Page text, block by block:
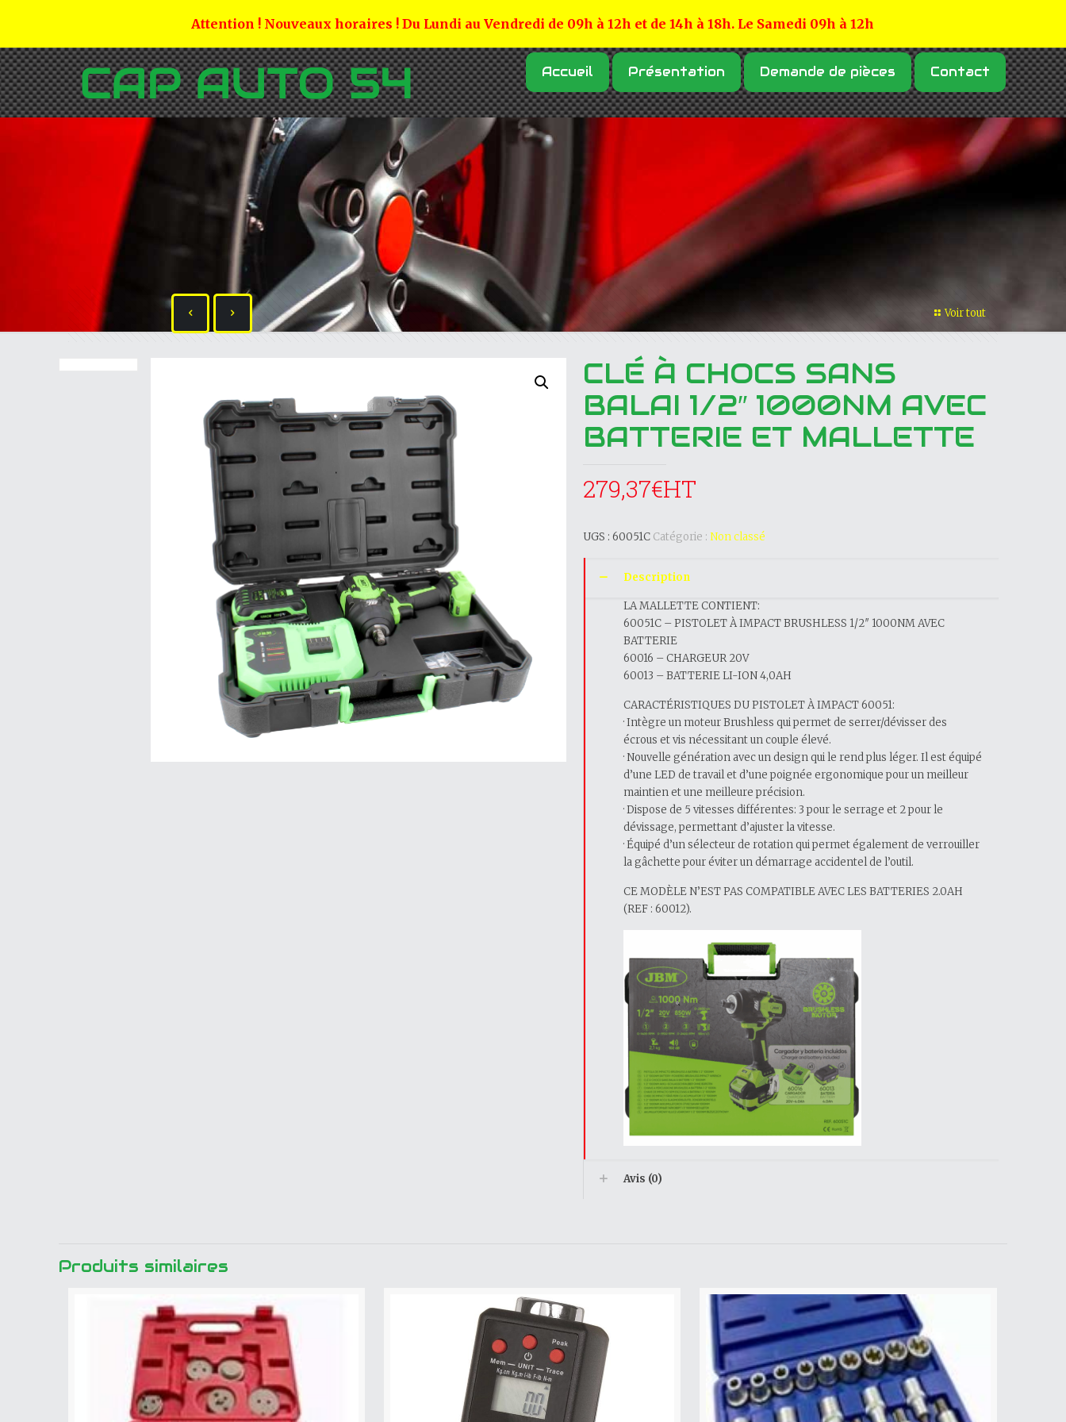
Attention ! Nouveaux horaires ! Du Lundi au Vendredi de 09h à 12h et de 14h à 18h. Le Samedi 09h à 12h
Accueil Présentation Demande de pièces Contact
Voir tout
CLÉ À CHOCS SANS
BALAI 1/2″ 1000NM AVEC
BATTERIE ET MALLETTE
279,37€
UGS :60051C Catégorie :Non classé
Description
LA MALLETTE CONTIENT:
60051C – PISTOLET À IMPACT BRUSHLESS 1/2″ 1000NM AVEC
BATTERIE
60016 – CHARGEUR 20V
60013 – BATTERIE LI-ION 4,0AH
CARACTÉRISTIQUES DU PISTOLET À IMPACT 60051:
· Intègre un moteur Brushless qui permet de serrer/dévisser des
écrous et vis nécessitant un couple élevé.
· Nouvelle génération avec un design qui le rend plus léger. Il est équipé
d’une LED de travail et d’une poignée ergonomique pour un meilleur
maintien et une meilleure précision.
· Dispose de 5 vitesses différentes: 3 pour le serrage et 2 pour le
dévissage, permettant d’ajuster la vitesse.
· Équipé d’un sélecteur de rotation qui permet également de verrouiller
la gâchette pour éviter un démarrage accidentel de l’outil.
CE MODÈLE N’EST PAS COMPATIBLE AVEC LES BATTERIES 2.0AH
(REF : 60012).
Avis (0)
Produits similaires